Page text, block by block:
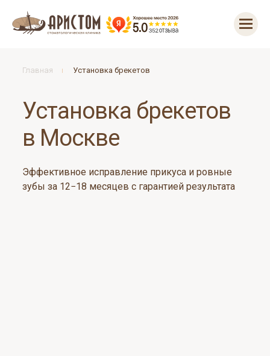
Установка брекетов
в Москве
Установка брекетов
Главная
Эффективное исправление прикуса и ровные
зубы за 12−18 месяцев с гарантией результата